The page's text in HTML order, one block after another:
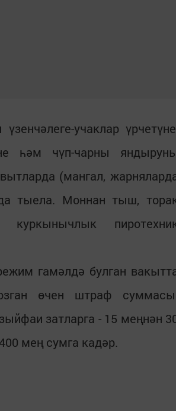
учаклар
һәм чүп-чарны
(мангал,
тыела. Моннан тыш,
куркынычлык
гамәлдә булган
өчен штраф
затларга - 15 меңнән
мең сумга кадәр.